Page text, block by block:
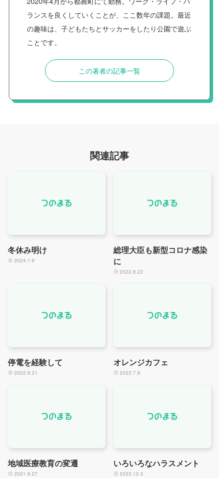
ランスを良くしていくことが、ここ数年の課題。最近
の趣味は、子どもたちとサッカーをしたり公園で遊ぶ
ことです。
この著者の記事一覧
関連記事
冬休み明け
2024.1.9
総理大臣も新型コロナ感染
に
2022.8.22
停電を経験して
2022.9.21
オレンジカフェ
2023.7.8
地域医療教育の変遷
2021.9.27
いろいろなハラスメント
2023.12.3